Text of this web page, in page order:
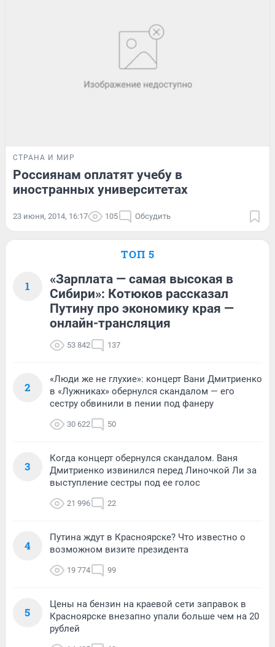
СТРАНА И МИР
Россиянам оплатят учебу в
иностранных университетах
23 июня, 2014, 16:17 105 Обсудить
ТОП 5
1
«Зарплата — самая высокая в
Сибири»: Котюков рассказал
Путину про экономику края —
онлайн-трансляция
53 842 137
2
«Люди же не глухие»: концерт Вани Дмитриенко
в «Лужниках» обернулся скандалом — его
сестру обвинили в пении под фанеру
30 622 50
3
Когда концерт обернулся скандалом. Ваня
Дмитриенко извинился перед Линочкой Ли за
выступление сестры под ее голос
21 996 22
4
Путина ждут в Красноярске? Что известно о
возможном визите президента
19 774 99
5
Цены на бензин на краевой сети заправок в
Красноярске внезапно упали больше чем на 20
рублей